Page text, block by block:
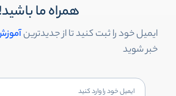
همراه ما باشید!
ایمیل خود را ثبت کنید تا از جدیدترین
خبر شوید